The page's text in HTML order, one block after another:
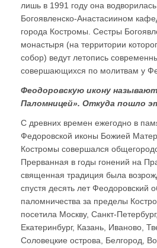
лишь в 1991 году она
Богоявленско-Анастасиином
города Костромы. Сестры
монастыря (на территории
собор) ведут летопись
совершающихся по молитвам у
Феодоровскую икону
Паломницей». Откуда пошло
С древних времен ежегодно в
Федоровской иконы Божией
Костромы совершался
Прерванная в годы гонений на
священная традиция была
спустя десять лет Феодоровский
паломничества за пределы
посетила Москву, Санкт-
Екатеринбург, Казань, Иваново,
Соловецкие острова, Белгород,